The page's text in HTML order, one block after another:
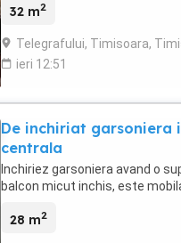
32 m2
Telegrafului, Timisoara,
ieri 12:51
De inchiriat garsoniera
centrala
Inchiriez garsoniera avand o
balcon micut inchis, este
28 m2